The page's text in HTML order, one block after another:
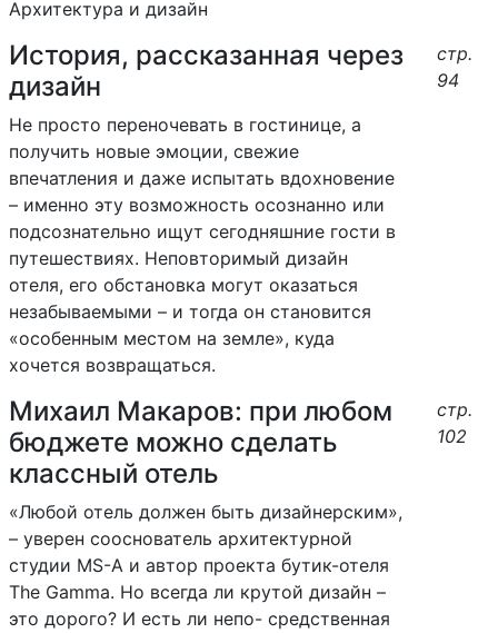
Архитектура и дизайн
История, рассказанная через
дизайн
Не просто переночевать в гостинице, а
получить новые эмоции, свежие
впечатления и даже испытать вдохновение
– именно эту возможность осознанно или
подсознательно ищут сегодняшние гости в
путешествиях. Неповторимый дизайн
отеля, его обстановка могут оказаться
незабываемыми – и тогда он становится
«особенным местом на земле», куда
хочется возвращаться.
стр.
94
Михаил Макаров: при любом
бюджете можно сделать
классный отель
«Любой отель должен быть дизайнерским»,
– уверен сооснователь архитектурной
студии MS-A и автор проекта бутик-отеля
The Gamma. Но всегда ли крутой дизайн –
это дорого? И есть ли непо- средственная
стр.
102